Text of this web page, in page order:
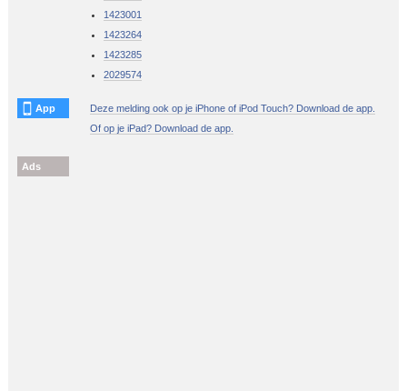
1423001
1423264
1423285
2029574
App
Deze melding ook op je iPhone of iPod Touch? Download de app.
Of op je iPad? Download de app.
Ads